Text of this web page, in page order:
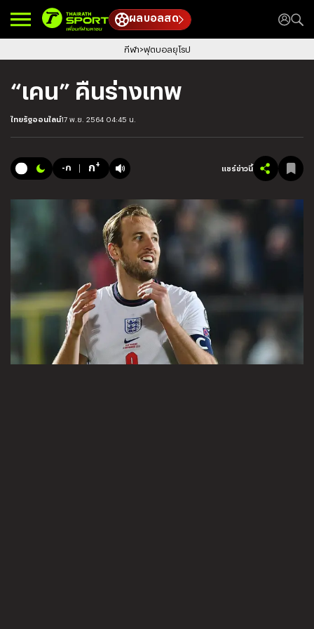
ผลบอลสด
กีฬา ฟุตบอลยุโรป
“เคน” คืนร่างเทพ
ไทยรัฐออนไลน์17 พ.ย. 2564 04:45 น.
-ก ก+ แชร์ข่าวนี้